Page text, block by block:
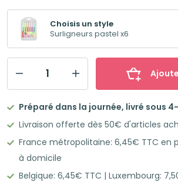
Choisis un style
Surligneurs pastel x6
STABILO
SWING
COOL
Surligneurs
pastel
Préparé dans la journée, livré sous
Livraison offerte dès 50€ d'articles
France métropolitaine: 6,45€ TTC en
à domicile
Belgique: 6,45€ TTC | Luxembourg: